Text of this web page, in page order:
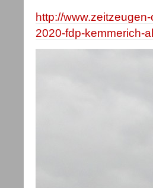
http://
2020-fdp-kemmerich-